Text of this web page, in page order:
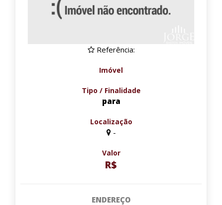
Referência:
Imóvel
Tipo / Finalidade
para
Localização
-
Valor
R$
ENDEREÇO